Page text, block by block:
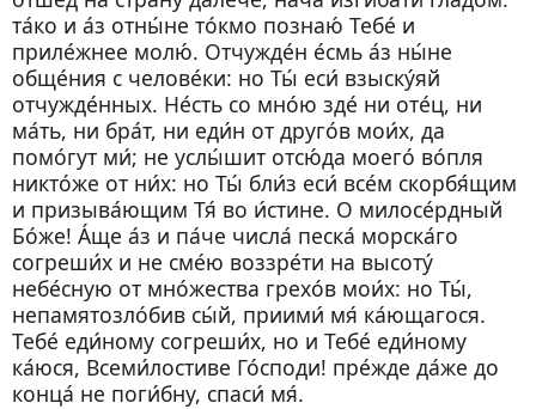
та́ко и а́з отны́не то́кмо познаю́ Тебе́ и
приле́жнее молю́. Отчужде́н е́смь а́з ны́не
обще́ния с челове́ки: но Ты́ еси́ взыску́яй
отчужде́нных. Не́сть со мно́ю зде́ ни оте́ц, ни
ма́ть, ни бра́т, ни еди́н от друго́в мои́х, да
помо́гут ми́; не услы́шит отсю́да моего́ во́пля
никто́же от ни́х: но Ты́ бли́з еси́ все́м скорбя́щим
и призыва́ющим Тя́ во и́стине. О милосе́рдный
Бо́же! А́ще а́з и па́че числа́ песка́ морска́го
согреши́х и не сме́ю воззре́ти на высоту́
небе́сную от мно́жества грехо́в мои́х: но Ты́,
непамятозло́бив сы́й, приими́ мя́ ка́ющагося.
Тебе́ еди́ному согреши́х, но и Тебе́ еди́ному
ка́юся, Всеми́лостиве Го́споди! пре́жде да́же до
конца́ не поги́бну, спаси́ мя́.